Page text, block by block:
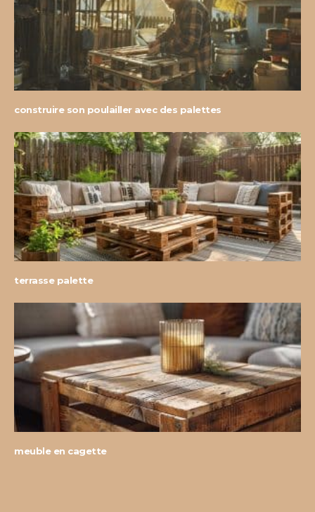
construire son poulailler avec des palettes
terrasse palette
meuble en cagette